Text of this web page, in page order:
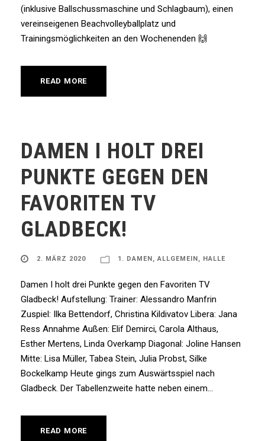
(inklusive Ballschussmaschine und Schlagbaum), einen
vereinseigenen Beachvolleyballplatz und
Trainingsmöglichkeiten an den Wochenenden 🙌
READ MORE
DAMEN I HOLT DREI
PUNKTE GEGEN DEN
FAVORITEN TV
GLADBECK!
2. MÄRZ 2020 1. DAMEN, ALLGEMEIN, HALLE
Damen I holt drei Punkte gegen den Favoriten TV
Gladbeck! Aufstellung: Trainer: Alessandro Manfrin
Zuspiel: Ilka Bettendorf, Christina Kildivatov Libera: Jana
Ress Annahme Außen: Elif Demirci, Carola Althaus,
Esther Mertens, Linda Overkamp Diagonal: Joline Hansen
Mitte: Lisa Müller, Tabea Stein, Julia Probst, Silke
Bockelkamp Heute gings zum Auswärtsspiel nach
Gladbeck. Der Tabellenzweite hatte neben einem...
READ MORE